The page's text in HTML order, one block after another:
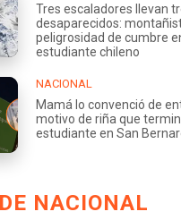
Tres escaladores llevan
desaparecidos:
peligrosidad de cumbre
estudiante chileno
NACIONAL
Mamá lo convenció de
motivo de riña que
estudiante en San
NACIONAL